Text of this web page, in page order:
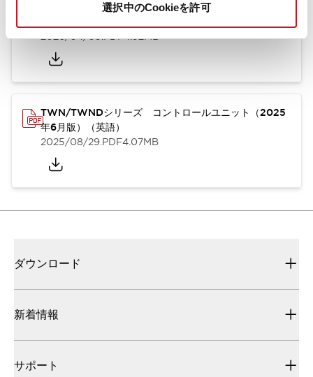
選択中のCookieを許可
TWN/TWNDシリーズ コントロールユニット（2025
2026/04/09.PDF4.92MB
TWN/TWNDシリーズ コントロールユニット（2025
年6月版）（英語）
2025/08/29.PDF4.07MB
ダウンロード
新着情報
サポート